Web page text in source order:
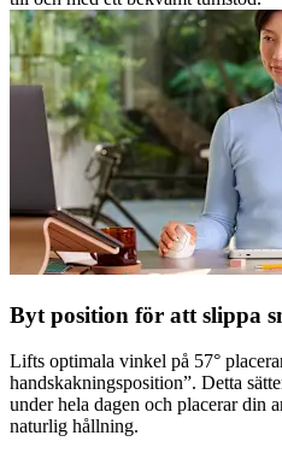
Byt position för att slippa
Lifts optimala vinkel på 57°
handskakningsposition”. Detta
under hela dagen och placerar din
naturlig hållning.